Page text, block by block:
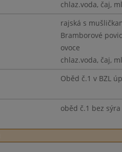
chlaz.voda, čaj,
rajská s
Bramborové
ovoce
chlaz.voda, čaj,
Oběd č.1 v BZL
oběd č.1 bez sýra